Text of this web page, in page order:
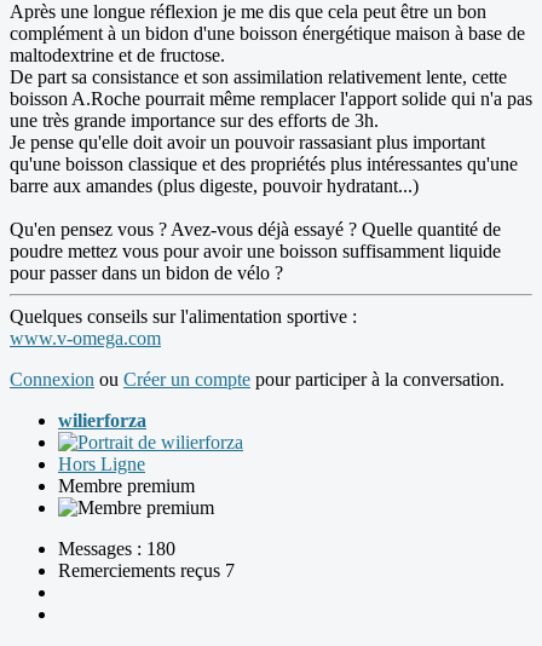
Après une longue réflexion je me dis que cela peut être un bon
complément à un bidon d'une boisson énergétique maison à base de
maltodextrine et de fructose.
De part sa consistance et son assimilation relativement lente, cette
boisson A.Roche pourrait même remplacer l'apport solide qui n'a pas
une très grande importance sur des efforts de 3h.
Je pense qu'elle doit avoir un pouvoir rassasiant plus important
qu'une boisson classique et des propriétés plus intéressantes qu'une
barre aux amandes (plus digeste, pouvoir hydratant...)
Qu'en pensez vous ? Avez-vous déjà essayé ? Quelle quantité de
poudre mettez vous pour avoir une boisson suffisamment liquide
pour passer dans un bidon de vélo ?
Quelques conseils sur l'alimentation sportive :
www.v-omega.com
Connexion ou Créer un compte pour participer à la conversation.
wilierforza
Hors Ligne
Membre premium
Messages : 180
Remerciements reçus 7